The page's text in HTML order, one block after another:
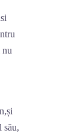
nu
său,